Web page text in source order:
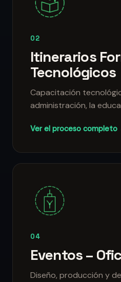
02
Itinerarios
Tecnológicos
Capacitación
administración, la
Ver el proceso completo
04
Eventos –
Diseño, producción y